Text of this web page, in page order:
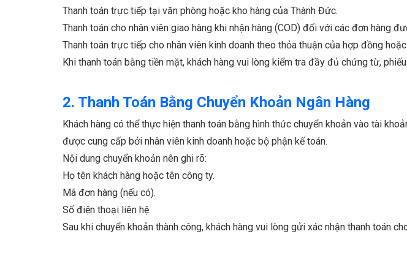
Thanh toán trực tiếp tại văn phòng hoặc kho hàng của Thành Đức.
Thanh toán cho nhân viên giao hàng khi nhận hàng (COD) đối với các đơn hàng
Thanh toán trực tiếp cho nhân viên kinh doanh theo thỏa thuận của hợp đồng
Khi thanh toán bằng tiền mặt, khách hàng vui lòng kiểm tra đầy đủ chứng từ,
2. Thanh Toán Bằng Chuyển Khoản Ngân Hàng
Khách hàng có thể thực hiện thanh toán bằng hình thức chuyển khoản vào tài
được cung cấp bởi nhân viên kinh doanh hoặc bộ phận kế toán.
Nội dung chuyển khoản nên ghi rõ:
Họ tên khách hàng hoặc tên công ty.
Mã đơn hàng (nếu có).
Số điện thoại liên hệ.
Sau khi chuyển khoản thành công, khách hàng vui lòng gửi xác nhận thanh toán